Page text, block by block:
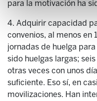
para la motivación ha
4. Adquirir capacidad
convenios, al menos en
jornadas de huelga
sido huelgas largas;
otras veces con unos
suficiente. Eso sí, en
movilizaciones. Han